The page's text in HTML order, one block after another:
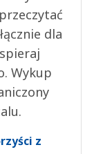
dla
Wykup
z